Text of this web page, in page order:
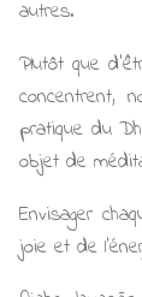
autres.
Plutôt que
concentrent,
pratique du
objet de
Envisager
joie et de